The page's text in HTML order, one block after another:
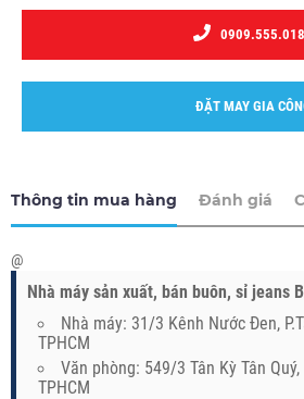
0909.555.018
ĐẶT MAY GIA
Thông tin mua hàng Đánh giá
@
Nhà máy sản xuất, bán buôn, sỉ jeans
Nhà máy: 31/3 Kênh Nước Đen,
TPHCM
Văn phòng: 549/3 Tân Kỳ Tân Quý,
TPHCM